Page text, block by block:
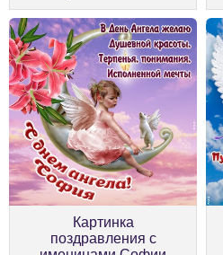
Картинка
поздравления с